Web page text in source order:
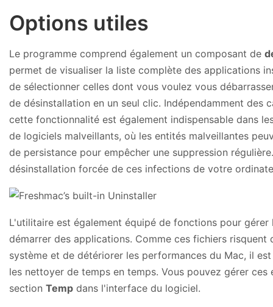
Options utiles
Le programme comprend également un composant de
permet de visualiser la liste complète des applications
de sélectionner celles dont vous voulez vous
de désinstallation en un seul clic. Indépendamment des
cette fonctionnalité est également indispensable dans
de logiciels malveillants, où les entités malveillantes
de persistance pour empêcher une suppression
désinstallation forcée de ces infections de votre
L'utilitaire est également équipé de fonctions pour
démarrer des applications. Comme ces fichiers risquent
système et de détériorer les performances du Mac, il
les nettoyer de temps en temps. Vous pouvez gérer ces
section Temp dans l'interface du logiciel.